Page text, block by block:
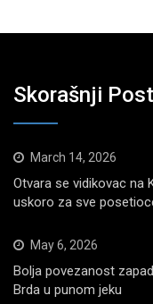
Skorašnji
March 14, 2026
Otvara se vidikovac na
uskoro za sve
May 6, 2026
Bolja povezanost
Brda u punom jeku